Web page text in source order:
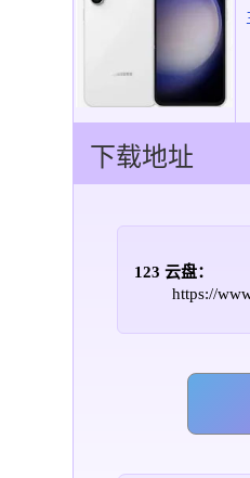
下载地址
123 云盘：
https://